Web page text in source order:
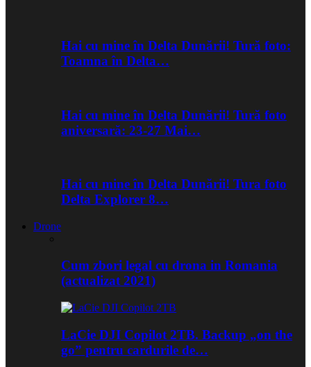
Hai cu mine în Delta Dunării! Tură foto:
Toamna în Delta…
Hai cu mine în Delta Dunării! Tură foto
aniversară: 23-27 Mai…
Hai cu mine în Delta Dunării! Tura foto
Delta Explorer 8…
Drone
Cum zbori legal cu drona in Romania
(actualizat 2021)
LaCie DJI Copilot 2TB. Backup „on the
go” pentru cardurile de…